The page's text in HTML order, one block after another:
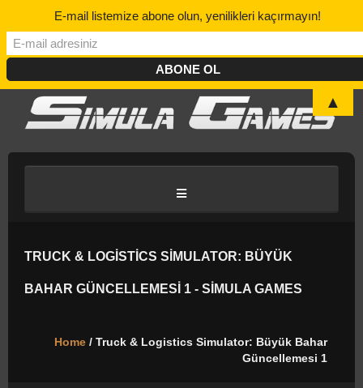
BLOG/HABER
DISCORD
TRUCK & LOGISTICS SIMULATOR: BÜYÜK
BAHAR GÜNCELLEMESI 1 - SIMULA GAMES
Home / Truck & Logistics Simulator: Büyük Bahar
Güncellemesi 1
E-mail listemize abone olun, yenilikleri kaçırmayın!
▲